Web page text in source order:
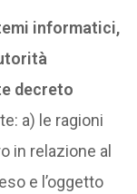
informatici,
decreto
a) le ragioni
in relazione al
e l’oggetto